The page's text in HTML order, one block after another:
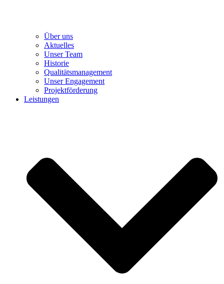
Über uns
Aktuelles
Unser Team
Historie
Qualitätsmanagement
Unser Engagement
Projektförderung
Leistungen